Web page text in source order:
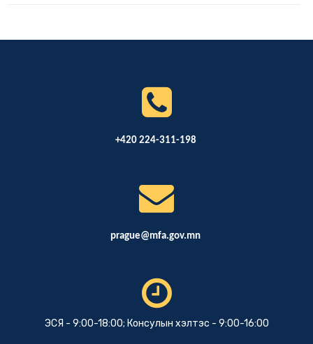
+420 224-311-198
prague@mfa.gov.mn
ЭСЯ - 9:00-18:00; Консулын хэлтэс - 9:00-16:00